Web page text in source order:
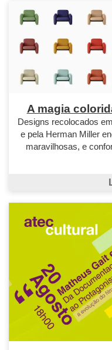
A magia
Designs recolocados
e pela Herman Miller
maravilhosas, e